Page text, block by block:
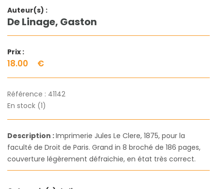
Auteur(s) :
De Linage, Gaston
Prix :
18.00 €
Référence : 41142
En stock (1)
Description :Imprimerie Jules Le Clere, 1875, pour la
faculté de Droit de Paris. Grand in 8 broché de 186 pages,
couverture légèrement défraichie, en état très correct.